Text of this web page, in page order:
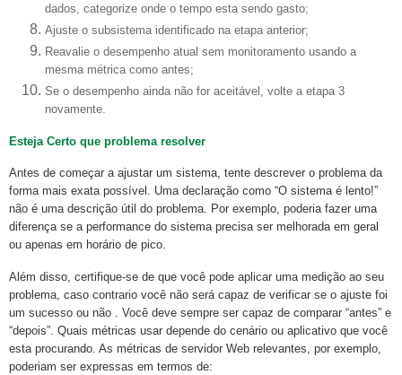
dados, categorize onde o tempo esta sendo gasto;
Ajuste o subsistema identificado na etapa anterior;
Reavalie o desempenho atual sem monitoramento usando a
mesma métrica como antes;
Se o desempenho ainda não for aceitável, volte a etapa 3
novamente.
Esteja Certo que problema resolver
Antes de começar a ajustar um sistema, tente descrever o problema da
forma mais exata possível. Uma declaração como “O sistema é lento!”
não é uma descrição útil do problema. Por exemplo, poderia fazer uma
diferença se a performance do sistema precisa ser melhorada em geral
ou apenas em horário de pico.
Além disso, certifique-se de que você pode aplicar uma medição ao seu
problema, caso contrario você não será capaz de verificar se o ajuste foi
um sucesso ou não . Você deve sempre ser capaz de comparar “antes” e
“depois”. Quais métricas usar depende do cenário ou aplicativo que você
esta procurando. As métricas de servidor Web relevantes, por exemplo,
poderiam ser expressas em termos de: